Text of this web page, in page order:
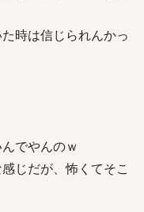
時は信じられんかっ
でやんのｗ
じだが、怖くてそこ